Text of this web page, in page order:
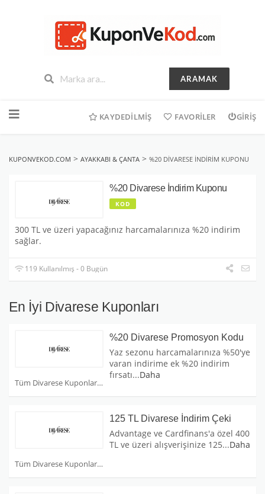
ARAMAK
geç
KAYDEDILMIŞ FAVORILER GIRIŞ
KUPONVEKOD.COM > AYAKKABI & ÇANTA > %20 DIVARESE İNDIRIM KUPONU
%20 Divarese İndirim Kuponu
KOD
300 TL ve üzeri yapacağınız harcamalarınıza %20 indirim
sağlar.
119 Kullanılmış - 0 Bugün
En İyi Divarese Kuponları
Tüm Divarese Kuponları
%20 Divarese Promosyon Kodu
Yaz sezonu harcamalarınıza %50'ye
varan indirime ek %20 indirim
fırsatı...Daha
Tüm Divarese Kuponları
125 TL Divarese İndirim Çeki
Advantage ve Cardfinans'a özel 400
TL ve üzeri alışverişinize 125...Daha